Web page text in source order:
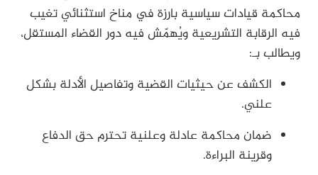
محاكمة قيادات سياسية بارزة في مناخ استثنائي تغيب
فيه الرقابة التشريعية ويُهمّش فيه دور القضاء المستقل،
ويطالب بـ:
الكشف عن حيثيات القضية وتفاصيل الأدلة بشكل
علني.
ضمان محاكمة عادلة وعلنية تحترم حق الدفاع
وقرينة البراءة.